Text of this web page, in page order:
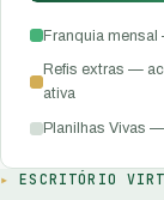
Franquia
Refis extras —
ativa
Planilhas Vivas
ESCRITÓRIO